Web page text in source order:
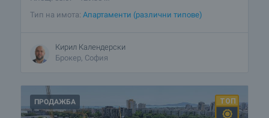
Тип на имота: Апартаменти (различни типове)
Кирил Календерски
Брокер, София
ПРОДАЖБА